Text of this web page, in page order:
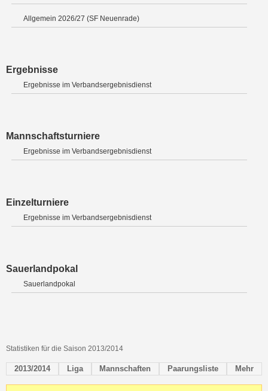
Allgemein 2026/27 (SF Neuenrade)
Ergebnisse
Ergebnisse im Verbandsergebnisdienst
Mannschaftsturniere
Ergebnisse im Verbandsergebnisdienst
Einzelturniere
Ergebnisse im Verbandsergebnisdienst
Sauerlandpokal
Sauerlandpokal
Statistiken für die Saison 2013/2014
2013/2014 Liga Mannschaften Paarungsliste Mehr